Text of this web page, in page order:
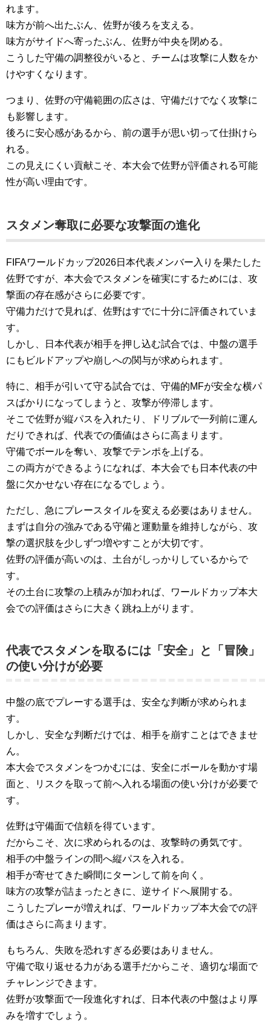
れます。
味方が前へ出たぶん、佐野が後ろを支える。
味方がサイドへ寄ったぶん、佐野が中央を閉める。
こうした守備の調整役がいると、チームは攻撃に人数をか
けやすくなります。
つまり、佐野の守備範囲の広さは、守備だけでなく攻撃に
も影響します。
後ろに安心感があるから、前の選手が思い切って仕掛けら
れる。
この見えにくい貢献こそ、本大会で佐野が評価される可能
性が高い理由です。
スタメン奪取に必要な攻撃面の進化
FIFAワールドカップ2026日本代表メンバー入りを果たした
佐野ですが、本大会でスタメンを確実にするためには、攻
撃面の存在感がさらに必要です。
守備力だけで見れば、佐野はすでに十分に評価されていま
す。
しかし、日本代表が相手を押し込む試合では、中盤の選手
にもビルドアップや崩しへの関与が求められます。
特に、相手が引いて守る試合では、守備的MFが安全な横パ
スばかりになってしまうと、攻撃が停滞します。
そこで佐野が縦パスを入れたり、ドリブルで一列前に運ん
だりできれば、代表での価値はさらに高まります。
守備でボールを奪い、攻撃でテンポを上げる。
この両方ができるようになれば、本大会でも日本代表の中
盤に欠かせない存在になるでしょう。
ただし、急にプレースタイルを変える必要はありません。
まずは自分の強みである守備と運動量を維持しながら、攻
撃の選択肢を少しずつ増やすことが大切です。
佐野の評価が高いのは、土台がしっかりしているからで
す。
その土台に攻撃の上積みが加われば、ワールドカップ本大
会での評価はさらに大きく跳ね上がります。
代表でスタメンを取るには「安全」と「冒険」
の使い分けが必要
中盤の底でプレーする選手は、安全な判断が求められま
す。
しかし、安全な判断だけでは、相手を崩すことはできませ
ん。
本大会でスタメンをつかむには、安全にボールを動かす場
面と、リスクを取って前へ入れる場面の使い分けが必要で
す。
佐野は守備面で信頼を得ています。
だからこそ、次に求められるのは、攻撃時の勇気です。
相手の中盤ラインの間へ縦パスを入れる。
相手が寄せてきた瞬間にターンして前を向く。
味方の攻撃が詰まったときに、逆サイドへ展開する。
こうしたプレーが増えれば、ワールドカップ本大会での評
価はさらに高まります。
もちろん、失敗を恐れすぎる必要はありません。
守備で取り返せる力がある選手だからこそ、適切な場面で
チャレンジできます。
佐野が攻撃面で一段進化すれば、日本代表の中盤はより厚
みを増すでしょう。